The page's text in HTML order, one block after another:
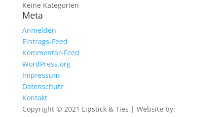
Keine Kategorien
Meta
Anmelden
Eintrags-Feed
Kommentar-Feed
WordPress.org
Impressum
Datenschutz
Kontakt
Copyright © 2021 Lipstick & Ties | Website by: